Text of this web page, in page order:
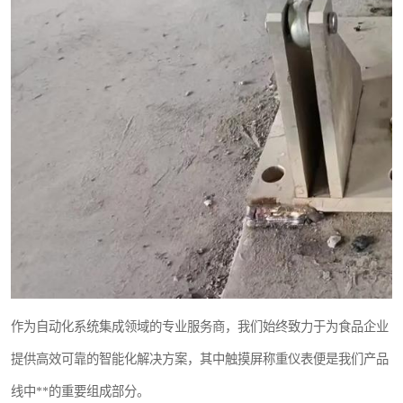
作为自动化系统集成领域的专业服务商，我们始终致力于为食品企业
提供高效可靠的智能化解决方案，其中触摸屏称重仪表便是我们产品
线中**的重要组成部分。